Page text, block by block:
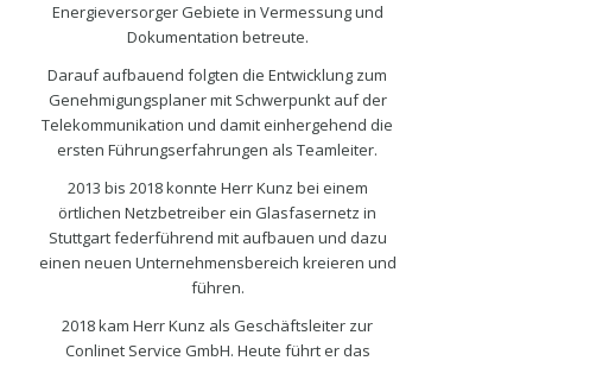
Energieversorger Gebiete in Vermessung und
Dokumentation betreute.
Darauf aufbauend folgten die Entwicklung zum
Genehmigungsplaner mit Schwerpunkt auf der
Telekommunikation und damit einhergehend die
ersten Führungserfahrungen als Teamleiter.
2013 bis 2018 konnte Herr Kunz bei einem
örtlichen Netzbetreiber ein Glasfasernetz in
Stuttgart federführend mit aufbauen und dazu
einen neuen Unternehmensbereich kreieren und
führen.
2018 kam Herr Kunz als Geschäftsleiter zur
Conlinet Service GmbH. Heute führt er das